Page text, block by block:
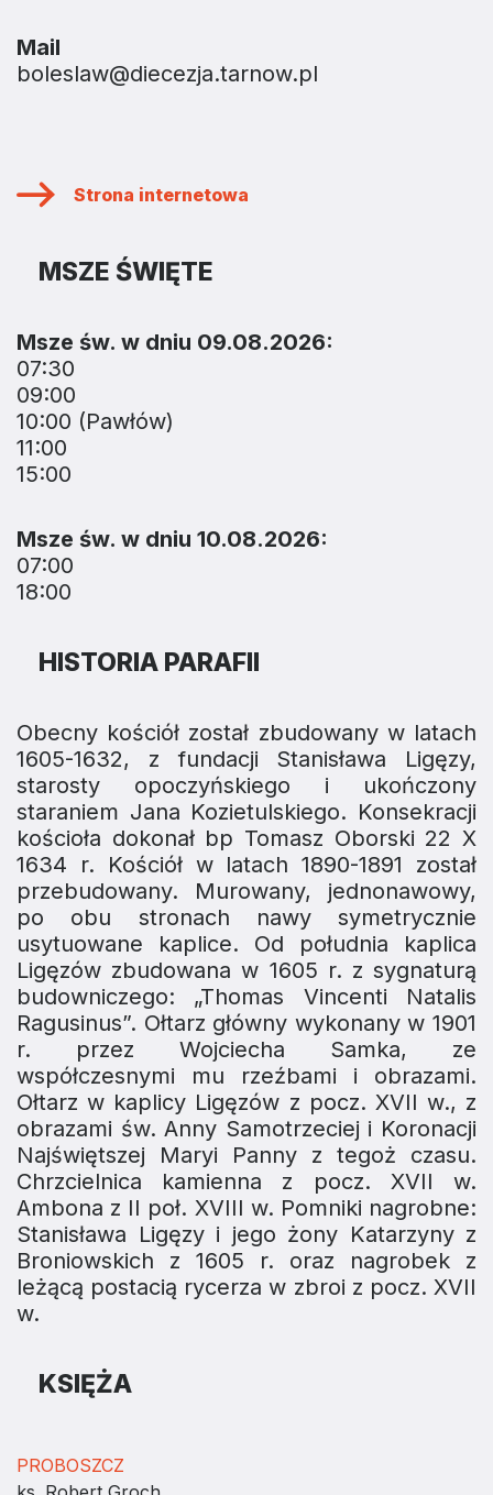
Mail
boleslaw@diecezja.tarnow.pl
Strona internetowa
MSZE ŚWIĘTE
Msze św. w dniu 09.08.2026:
07:30
09:00
10:00 (Pawłów)
11:00
15:00
Msze św. w dniu 10.08.2026:
07:00
18:00
HISTORIA PARAFII
Obecny kościół został zbudowany w latach
1605-1632, z fundacji Stanisława Ligęzy,
starosty opoczyńskiego i ukończony
staraniem Jana Kozietulskiego. Konsekracji
kościoła dokonał bp Tomasz Oborski 22 X
1634 r. Kościół w latach 1890-1891 został
przebudowany. Murowany, jednonawowy,
po obu stronach nawy symetrycznie
usytuowane kaplice. Od południa kaplica
Ligęzów zbudowana w 1605 r. z sygnaturą
budowniczego: „Thomas Vincenti Natalis
Ragusinus”. Ołtarz główny wykonany w 1901
r. przez Wojciecha Samka, ze
współczesnymi mu rzeźbami i obrazami.
Ołtarz w kaplicy Ligęzów z pocz. XVII w., z
obrazami św. Anny Samotrzeciej i Koronacji
Najświętszej Maryi Panny z tegoż czasu.
Chrzcielnica kamienna z pocz. XVII w.
Ambona z II poł. XVIII w. Pomniki nagrobne:
Stanisława Ligęzy i jego żony Katarzyny z
Broniowskich z 1605 r. oraz nagrobek z
leżącą postacią rycerza w zbroi z pocz. XVII
w.
KSIĘŻA
PROBOSZCZ